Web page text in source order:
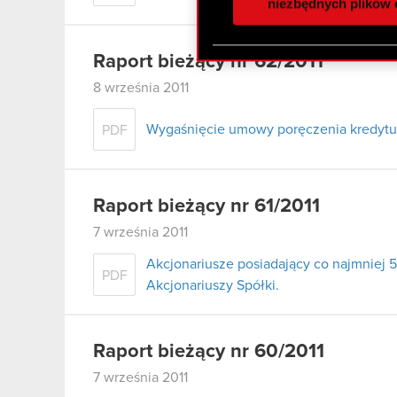
otrzymanymi od Ciebie
zgadasz się na używanie
niezbędnych plików
Raport bieżący nr 62/2011
8 września 2011
PDF Wygaśnięcie umowy poręczenia
Raport bieżący nr 61/2011
7 września 2011
PDF
Akcjonariusze posiadający co najmniej
Akcjonariuszy Spółki.
Raport bieżący nr 60/2011
7 września 2011